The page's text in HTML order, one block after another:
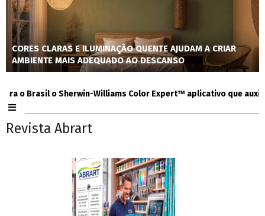
CORES CLARAS E ILUMINAÇÃO QUENTE AJUDAM A CRIAR
AMBIENTE MAIS ADEQUADO AO DESCANSO
o Sherwin-Williams Color Expert™ aplicativo que auxilia
Revista Abrart